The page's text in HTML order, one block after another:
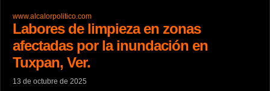
www.alcalorpolitico.com
Labores de limpieza en zonas
afectadas por la inundación en
Tuxpan, Ver.
13 de octubre de 2025